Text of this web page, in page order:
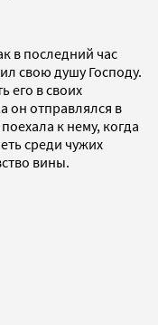
в последний час
свою душу Господу.
его в своих
он отправлялся в
к нему, когда
среди чужих
вины.